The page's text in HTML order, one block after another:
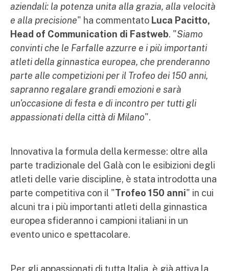
aziendali: la potenza unita alla grazia, alla velocità
e alla precisione" ha commentato Luca Pacitto,
Head of Communication di Fastweb. "Siamo
convinti che le Farfalle azzurre e i più importanti
atleti della ginnastica europea, che prenderanno
parte alle competizioni per il Trofeo dei 150 anni,
sapranno regalare grandi emozioni e sarà
un'occasione di festa e di incontro per tutti gli
appassionati della città di Milano".
Innovativa la formula della kermesse: oltre alla
parte tradizionale del Galà con le esibizioni degli
atleti delle varie discipline, è stata introdotta una
parte competitiva con il "Trofeo 150 anni" in cui
alcuni tra i più importanti atleti della ginnastica
europea sfideranno i campioni italiani in un
evento unico e spettacolare.
Per gli appassionati di tutta Italia, è già attiva la